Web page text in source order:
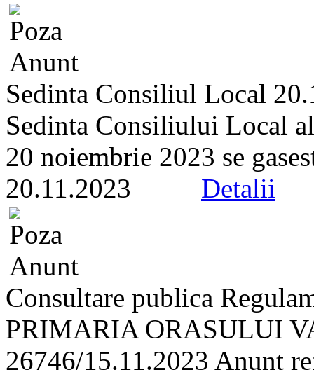
Sedinta Consiliul Local
Sedinta Consiliului Local
20 noiembrie 2023 se
20.11.2023 Detalii
Consultare publica
PRIMARIA ORASULUI
26746/15.11.2023 Anunt